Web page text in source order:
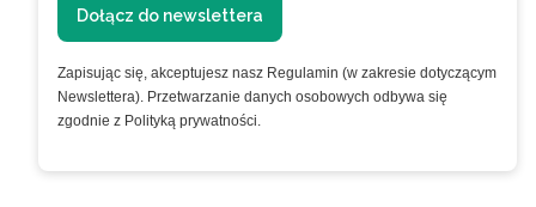
Dołącz do newslettera
Zapisując się, akceptujesz nasz Regulamin (w zakresie dotyczącym
Newslettera). Przetwarzanie danych osobowych odbywa się
zgodnie z Polityką prywatności.